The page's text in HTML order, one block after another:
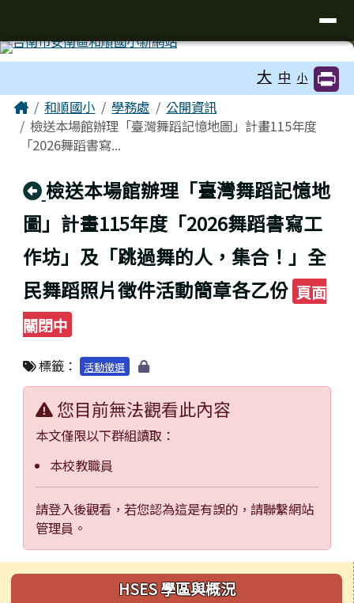
大 中 小
主內容區域
Home和順國小 學務處
公開資訊
檢送本場館辦理「臺灣舞蹈記憶地圖」計畫115年度
「2026舞蹈書寫...
回上頁
檢送本場館辦理「臺灣舞蹈記憶地
圖」計畫115年度「2026舞蹈書寫工
作坊」及「跳過舞的人，集合！」全
民舞蹈照片徵件活動簡章各乙份 頁面
關閉中
標籤： 活動徵選
您目前無法觀看此內容
本文僅限以下群組讀取：
本校教職員
請登入後觀看，若您認為這是有誤的，請聯繫網站
管理員。
左邊區域內容HSES 學區與概況
頁尾區域